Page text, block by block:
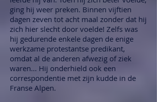
ging hij weer preken. Binnen vijftien
dagen zeven tot acht maal zonder dat hij
zich hier slecht door voelde! Zelfs was
hij gedurende enkele dagen de enige
werkzame protestantse predikant,
omdat al de anderen afwezig of ziek
waren... Hij onderhield ook een
correspondentie met zijn kudde in de
Franse Alpen.